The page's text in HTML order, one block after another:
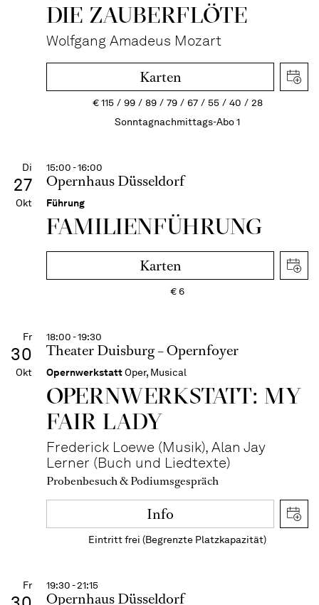
DIE ZAUBER­FLÖTE
Wolfgang Amadeus Mozart
Karten
€115 99 89 79 67 55 40
28
Sonntagnachmittags-Abo 1
Di
27
Okt
15:00 - 16:00
Opernhaus Düsseldorf
Führung
FAMI­LIEN­FÜH­RUNG
Karten
€6
Fr
30
Okt
18:00 - 19:30
Theater Duisburg – Opernfoyer
OpernwerkstattOper, Musical
OPERN­WERKSTATT: MY
FAIR LADY
Frederick Loewe (Musik), Alan Jay
Lerner (Buch und Liedtexte)
Probenbesuch & Podiumsgespräch
Info
Eintritt frei (Begrenzte Platzkapazität)
Fr 19:30 - 21:15
Opernhaus Düsseldorf